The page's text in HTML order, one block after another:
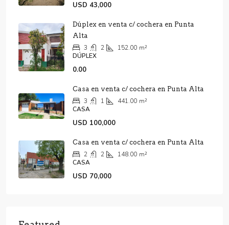
USD 43,000
Dúplex en venta c/ cochera en Punta
Alta
3 2 152.00 m²
DÚPLEX
0.00
Casa en venta c/ cochera en Punta Alta
3 1 441.00 m²
CASA
USD 100,000
Casa en venta c/ cochera en Punta Alta
2 2 148.00 m²
CASA
USD 70,000